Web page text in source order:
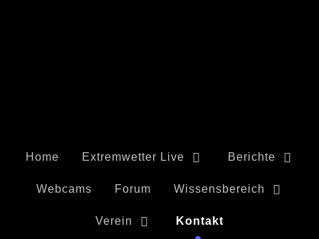
Home Extremwetter Live Berichte
Webcams Forum Wissensbereich
Verein Kontakt